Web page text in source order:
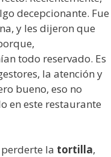
decepcionante. Fue
y les dijeron que
todo reservado. Es
la atención y
bueno, eso no
en este restaurante
la tortilla,